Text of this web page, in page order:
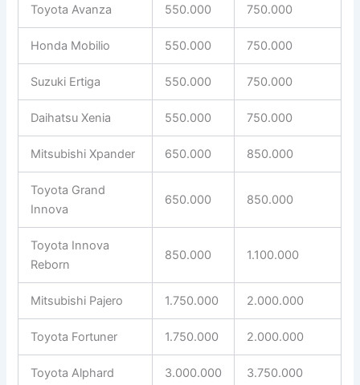
Toyota Avanza 550.000 750.000
Honda Mobilio 550.000 750.000
Suzuki Ertiga 550.000 750.000
Daihatsu Xenia 550.000 750.000
Mitsubishi Xpander 650.000 850.000
Toyota Grand
Innova
650.000 850.000
Toyota Innova
Reborn
850.000 1.100.000
Mitsubishi Pajero 1.750.000 2.000.000
Toyota Fortuner 1.750.000 2.000.000
Toyota Alphard 3.000.000 3.750.000